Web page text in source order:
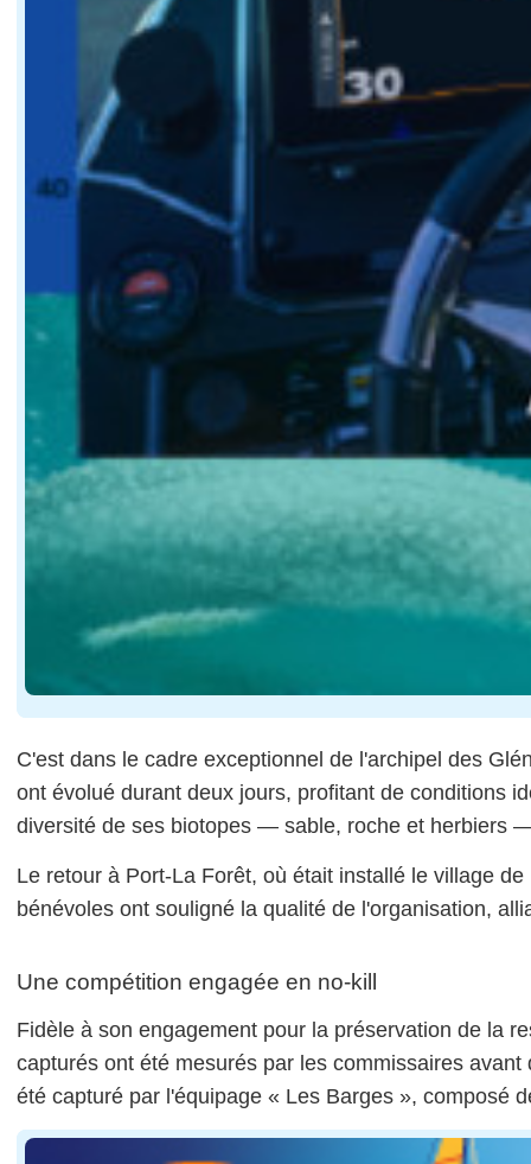
C'est dans le cadre exceptionnel de l'archipel des
ont évolué durant deux jours, profitant de conditions
diversité de ses biotopes — sable, roche et herbiers
Le retour à Port-La Forêt, où était installé le village
bénévoles ont souligné la qualité de l'organisation,
Une compétition engagée en no-kill
Fidèle à son engagement pour la préservation de la
capturés ont été mesurés par les commissaires
été capturé par l'équipage « Les Barges », composé